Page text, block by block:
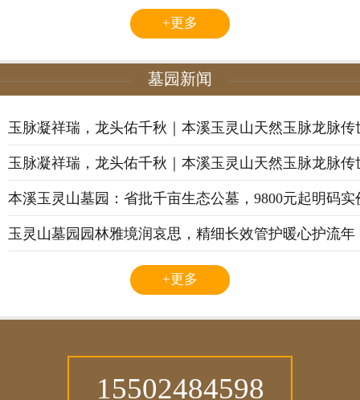
+更多
墓园新闻
玉脉凝祥瑞，龙头佑千秋｜本溪玉灵山天然玉脉龙脉传
玉脉凝祥瑞，龙头佑千秋｜本溪玉灵山天然玉脉龙脉传
本溪玉灵山墓园：省批千亩生态公墓，9800元起明码
玉灵山墓园园林雅境润哀思，精细长效管护暖心护流年
+更多
15502484598